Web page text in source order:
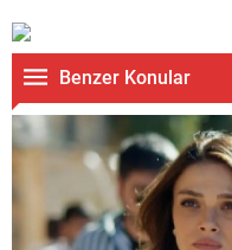
Benzer Konular